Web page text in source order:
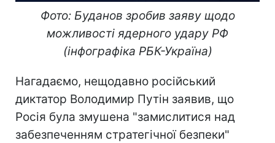
Фото: Буданов зробив заяву щодо
можливості ядерного удару РФ
(інфографіка РБК-Україна)
Нагадаємо, нещодавно російський
диктатор Володимир Путін заявив, що
Росія була змушена "замислитися над
забезпеченням стратегічної безпеки"